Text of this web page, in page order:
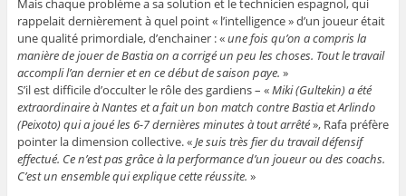
Mais chaque problème a sa solution et le technicien espagnol, qui
rappelait dernièrement à quel point « l’intelligence » d’un joueur était
une qualité primordiale, d’enchainer : «une fois qu’on a compris la
manière de jouer de Bastia on a corrigé un peu les choses. Tout le travail
accompli l’an dernier et en ce début de saison paye. »
S’il est difficile d’occulter le rôle des gardiens – «Miki (Gultekin) a été
extraordinaire à Nantes et a fait un bon match contre Bastia et Arlindo
(Peixoto) qui a joué les 6-7 dernières minutes à tout arrêté», Rafa préfère
pointer la dimension collective. «Je suis très fier du travail défensif
effectué. Ce n’est pas grâce à la performance d’un joueur ou des coachs.
C’est un ensemble qui explique cette réussite. »